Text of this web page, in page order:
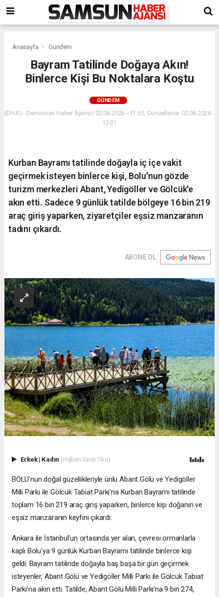
Anasayfa Gündem
Bayram Tatilinde Doğaya Akın!
Binlerce Kişi Bu Noktalara Koştu
GÜNDEM
(DHA) - Demirören Haber Ajansı | 02.06.2026 - 11:55, Güncelleme: 02.06.2026 -
12:01
Kurban Bayramı tatilinde doğayla iç içe vakit
geçirmek isteyen binlerce kişi, Bolu'nun gözde
turizm merkezleri Abant, Yedigöller ve Gölcük'e
akın etti. Sadece 9 günlük tatilde bölgeye 16 bin 219
araç giriş yaparken, ziyaretçiler eşsiz manzaranın
tadını çıkardı.
ABONE OL
Erkek| Kadın (Haberi Sesli Oku)
BOLU'nun doğal güzellikleriyle ünlü Abant Gölü ve Yedigöller
Milli Parkı ile Gölcük Tabiat Parkı'na Kurban Bayramı tatilinde
toplam 16 bin 219 araç giriş yaparken, binlerce kişi doğanın ve
eşsiz manzaranın keyfini çıkardı.
Ankara ile İstanbul’un ortasında yer alan, çevresi ormanlarla
kaplı Bolu'ya 9 günlük Kurban Bayramı tatilinde binlerce kişi
geldi. Bayram tatilinde doğayla baş başa bir gün geçirmek
isteyenler, Abant Gölü ve Yedigöller Milli Parkı ile Gölcük Tabiat
Parkı’na akın etti. Tatilde, Abant Gölü Milli Parkı’na 9 bin 274,